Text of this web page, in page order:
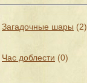
Загадочные шары (2)
Час доблести (0)